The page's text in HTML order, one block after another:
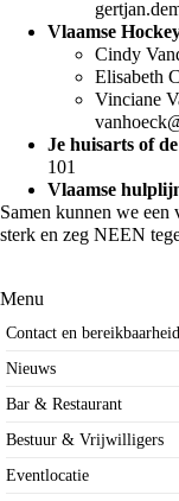
Vlaamse
Cindy
Elisabeth
Vinciane
Je huisarts of
101
Vlaamse
Samen kunnen we een
sterk en zeg NEEN
Menu
Contact en bereikbaarheid
Nieuws
Bar & Restaurant
Bestuur & Vrijwilligers
Eventlocatie